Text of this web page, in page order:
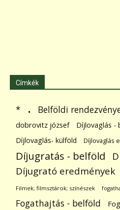
Címkék
* . Belföldi
dobrovitz józsef
Díjlovaglás -
Díjlovaglás- külföld
Díjlovaglás
Díjugratás - belföld
Díjugrató eredmények
Filmek; filmsztárok; színészek
Fogathajtás - belföld